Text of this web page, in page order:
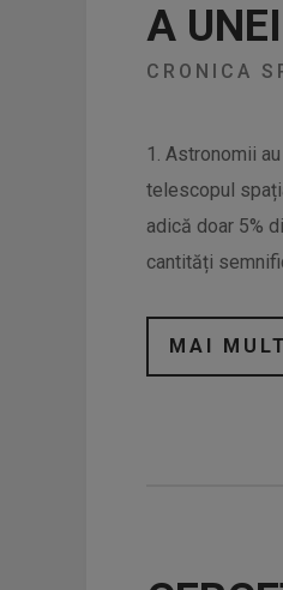
A
CRONICA
1. Astronomii
telescopul
adică doar 5%
cantități
MAI MULT